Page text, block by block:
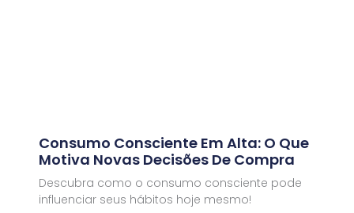
Consumo Consciente Em Alta: O Que
Motiva Novas Decisões De Compra
Descubra como o consumo consciente pode
influenciar seus hábitos hoje mesmo!